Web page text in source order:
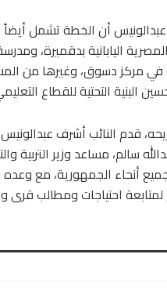
أن الخطة تشمل
اليابانية بدقميرة،
في مركز دسوق، وغيرها من
البنية التحتية للقطاع
قدم النائب أشرف
سالم، مساعد وزير التربية
أنحاء الجمهورية، مع
لمتابعة احتياجات ومطالب